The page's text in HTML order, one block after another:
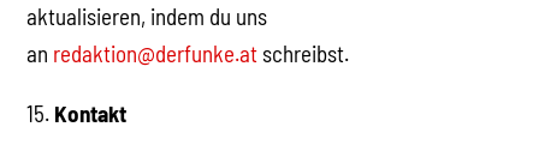
aktualisieren, indem du uns
an redaktion@derfunke.at schreibst.
15. Kontakt